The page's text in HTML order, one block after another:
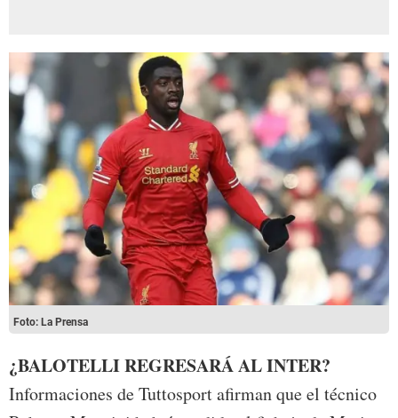
Foto: La Prensa
¿BALOTELLI REGRESARÁ AL INTER?
Informaciones de Tuttosport afirman que el técnico